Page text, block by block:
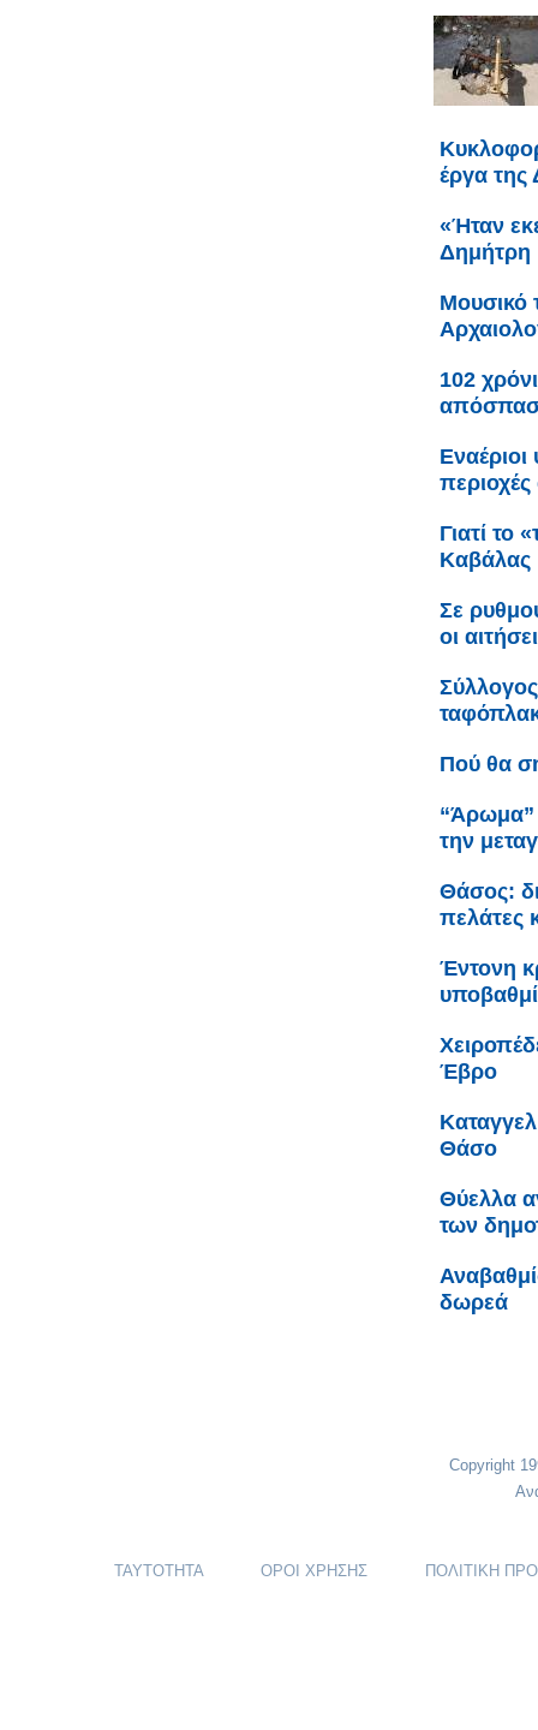
έργα
«Ήταν
Δημήτρη
Μουσικό
102
περιοχές
Γιατί το
Καβάλας
Σε
οι
Πού θα
“Άρωμα”
την
Θάσος:
πελάτες
Έντονη
Έβρο
Θάσο
Θύελλα
των
δωρεά
Copyright
ΤΑΥΤΟΤΗΤΑ ΟΡΟΙ ΧΡΗΣΗΣ ΠΟΛΙΤΙΚΗ